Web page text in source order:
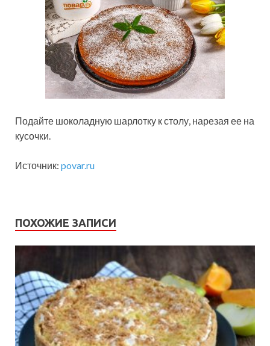
Подайте шоколадную шарлотку к столу, нарезая ее на
кусочки.
Источник: povar.ru
ПОХОЖИЕ ЗАПИСИ